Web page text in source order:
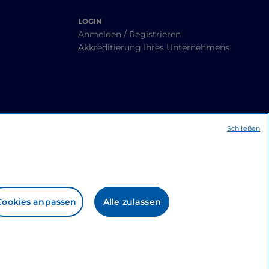
LOGIN
Anmelden / Registrieren
Akkreditierung Ihres Unternehmens
anpassen Alle zulassen
Schließen